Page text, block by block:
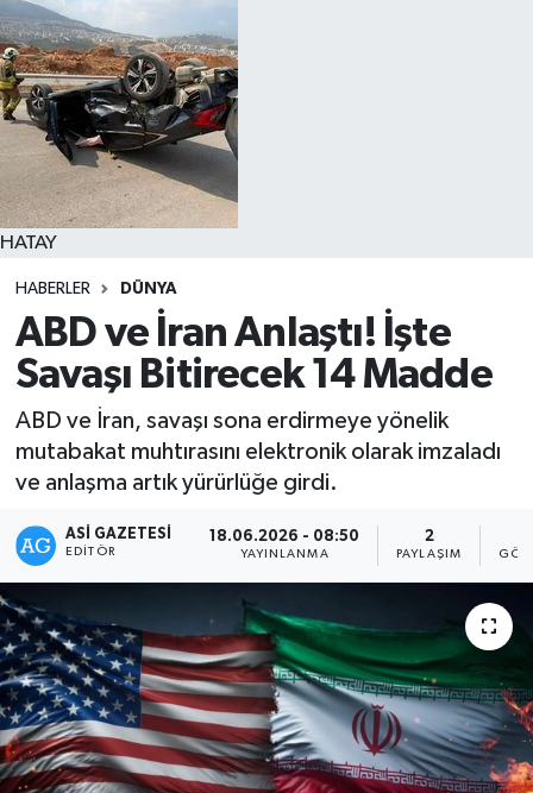
HATAY
HABERLER DÜNYA
ABD ve İran Anlaştı! İşte
Savaşı Bitirecek 14 Madde
ABD ve İran, savaşı sona erdirmeye yönelik
mutabakat muhtırasını elektronik olarak imzaladı
ve anlaşma artık yürürlüğe girdi.
ASI GAZETESI
EDITÖR
18.06.2026 - 08:50
YAYINLANMA
2
PAYLAŞIM
Spor
Teknoloji
Yaşam